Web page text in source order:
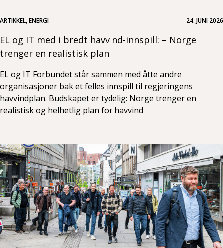
ARTIKKEL, ENERGI 24. JUNI 2026
EL og IT med i bredt havvind-innspill: – Norge
trenger en realistisk plan
EL og IT Forbundet står sammen med åtte andre
organisasjoner bak et felles innspill til regjeringens
havvindplan. Budskapet er tydelig: Norge trenger en
realistisk og helhetlig plan for havvind